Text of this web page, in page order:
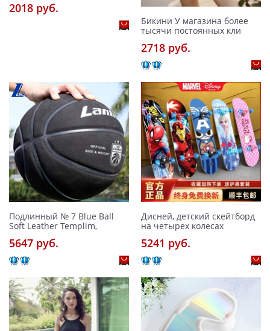
2018 pуб.
Бикини У магазина более
тысячи постоянных кли
2718 pуб.
Подлинный № 7 Blue Ball
Soft Leather Templim,
5647 pуб.
Дисней, детский скейтборд
на четырех колесах
5241 pуб.